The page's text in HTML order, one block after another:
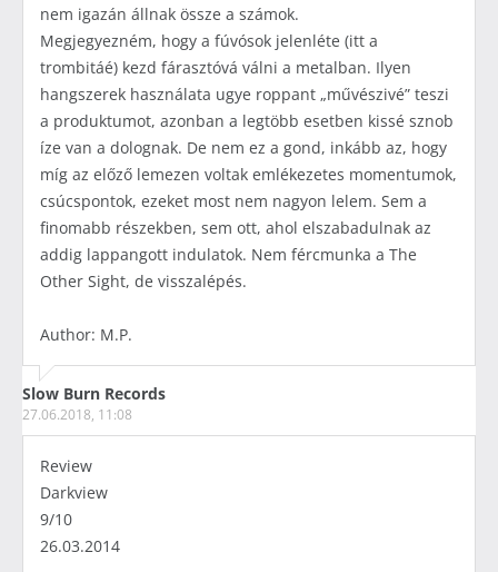
nem igazán állnak össze a számok.
Megjegyezném, hogy a fúvósok jelenléte (itt a
trombitáé) kezd fárasztóvá válni a metalban. Ilyen
hangszerek használata ugye roppant „művészivé” teszi
a produktumot, azonban a legtöbb esetben kissé sznob
íze van a dolognak. De nem ez a gond, inkább az, hogy
míg az előző lemezen voltak emlékezetes momentumok,
csúcspontok, ezeket most nem nagyon lelem. Sem a
finomabb részekben, sem ott, ahol elszabadulnak az
addig lappangott indulatok. Nem fércmunka a The
Other Sight, de visszalépés.
Author: M.P.
Slow Burn Records
27.06.2018, 11:08
Review
Darkview
9/10
26.03.2014